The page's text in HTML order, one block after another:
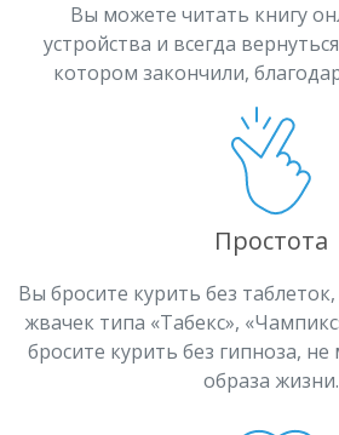
Вы можете читать книгу
устройства и всегда
котором закончили,
Простота
Вы бросите курить без
жвачек типа «Табекс»,
бросите курить без гипноза,
образа жизни.